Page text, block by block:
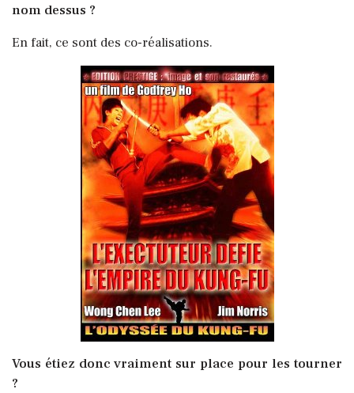
nom dessus ?
En fait, ce sont des co-réalisations.
Vous étiez donc vraiment sur place pour les tourner
?